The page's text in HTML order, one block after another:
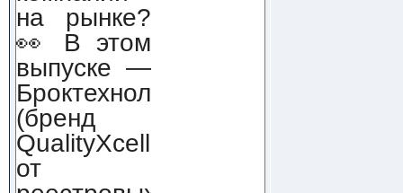
на рынке?
👀 В этом
выпуске —
Броктехнолоджи
(бренд
QualityXcellence):
от